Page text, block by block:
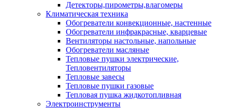
Детекторы,пирометры,влагомеры
Климатическая техника
Обогреватели конвекционные, настенные
Обогреватели инфракрасные, кварцевые
Вентиляторы настольные, напольные
Обогреватели масляные
Тепловые пушки электрические,
Тепловентиляторы
Тепловые завесы
Тепловые пушки газовые
Тепловая пушка жидкотопливная
Электроинструменты